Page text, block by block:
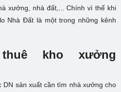
xưởng, nhà đất,... Chính vì thế khi
Nhà Đất là một trong những kênh
kho xưởng
DN sản xuất cần tìm nhà xưởng cho